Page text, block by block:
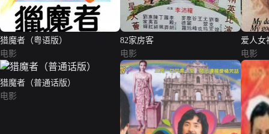
猎魔者（粤语版）
电影
82家房客
电影
爱人女
电影
猎魔者（普通话版）
电影